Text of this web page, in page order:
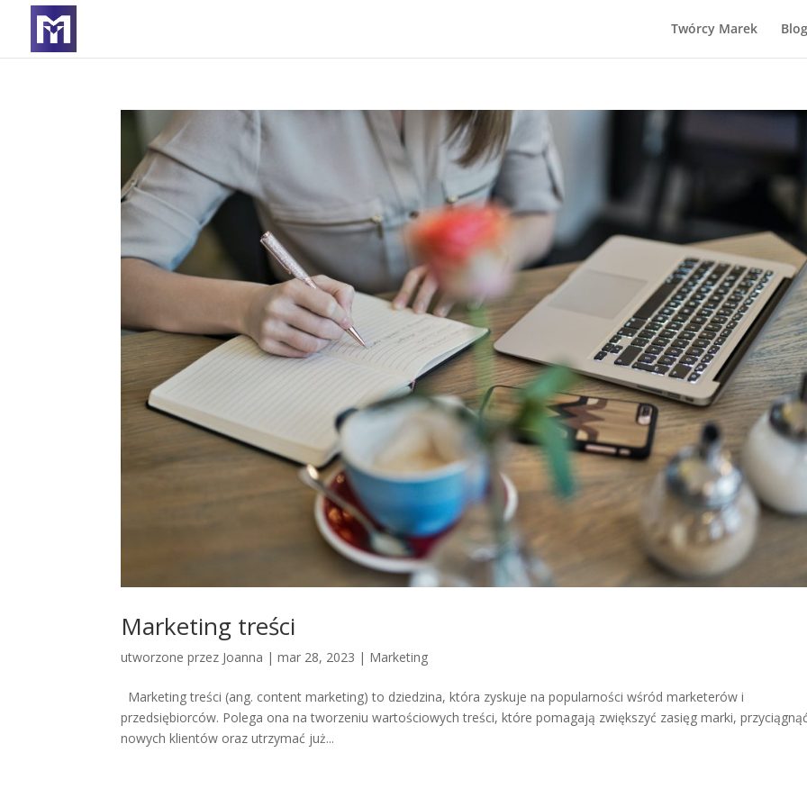
Twórcy Marek Blog
Marketing treści
utworzone przez Joanna |mar 28, 2023 | Marketing
Marketing treści (ang. content marketing) to dziedzina, która zyskuje na popularności wśród marketerów i
przedsiębiorców. Polega ona na tworzeniu wartościowych treści, które pomagają zwiększyć zasięg marki,
nowych klientów oraz utrzymać już...